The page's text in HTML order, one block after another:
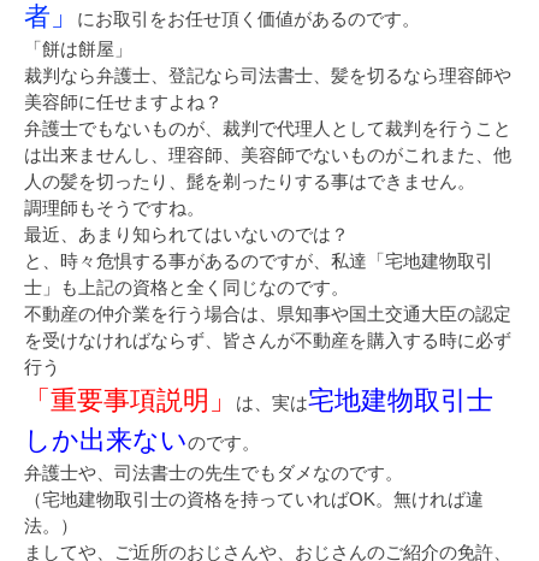
者」
にお取引をお任せ頂く価値があるのです。
「餅は餅屋」
裁判なら弁護士、登記なら司法書士、髪を切るなら理容師や
美容師に任せますよね？
弁護士でもないものが、裁判で代理人として裁判を行うこと
は出来ませんし、理容師、美容師でないものがこれまた、他
人の髪を切ったり、髭を剃ったりする事はできません。
調理師もそうですね。
最近、あまり知られてはいないのでは？
と、時々危惧する事があるのですが、私達「宅地建物取引
士」も上記の資格と全く同じなのです。
不動産の仲介業を行う場合は、県知事や国土交通大臣の認定
を受けなければならず、皆さんが不動産を購入する時に必ず
行う
「重要事項説明」 は、実は宅地建物取引士
しか出来ないのです。
弁護士や、司法書士の先生でもダメなのです。
（宅地建物取引士の資格を持っていればOK。無ければ違
法。）
ましてや、ご近所のおじさんや、おじさんのご紹介の免許、